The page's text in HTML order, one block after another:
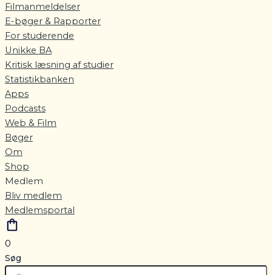
Filmanmeldelser
E-bøger & Rapporter
For studerende
Unikke BA
Kritisk læsning af studier
Statistikbanken
Apps
Podcasts
Web & Film
Bøger
Om
Shop
Medlem
Bliv medlem
Medlemsportal
0
Søg